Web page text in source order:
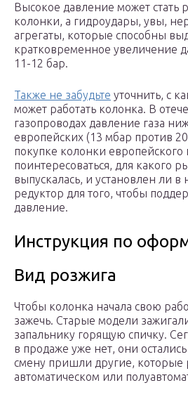
Высокое давление может стать
колонки, а гидроудары, увы,
агрегаты, которые способны
кратковременное увеличение
11-12 бар.
Также не забудьте уточнить, с
может работать колонка. В
газопроводах давление газа
европейских (13 мбар против
покупке колонки европейского
поинтересоваться, для какого
выпускалась, и установлен ли в
редуктор для того, чтобы
давление.
Инструкция по
Вид розжига
Чтобы колонка начала свою
зажечь. Старые модели
запальнику горящую спичку.
в продаже уже нет, они
смену пришли другие, которые
автоматическом или